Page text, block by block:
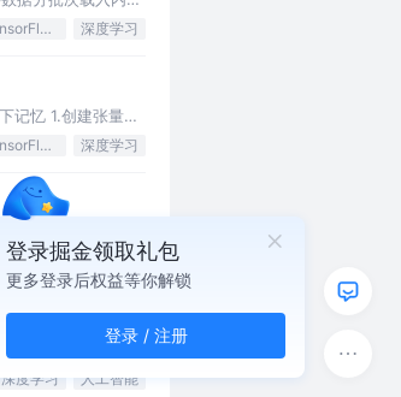
TensorFlow 深度学习
记忆 1.创建张量及
TensorFlow 深度学习
，但是对于
深度学习 后端
都已经很久没有写
深度学习 人工智能
登录掘金领取礼包
更多登录后权益等你解锁
登录 / 注册